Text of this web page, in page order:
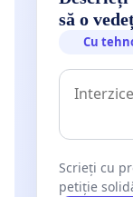
să o
Cu
Scrieți cu
petiție